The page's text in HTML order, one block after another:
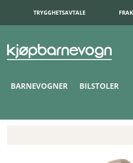
TRYGGHETSAVTALE
BARNEVOGNER BILSTOLER